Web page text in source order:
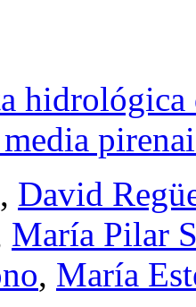
, David
María Pilar
, María